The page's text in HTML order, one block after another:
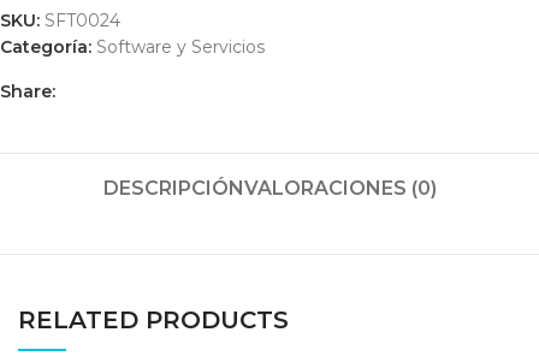
SKU: SFT0024
Categoría: Software y Servicios
Share:
DESCRIPCIÓNVALORACIONES (0)
RELATED PRODUCTS